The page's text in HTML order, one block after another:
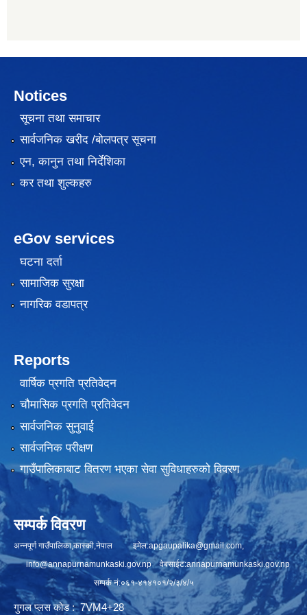
Notices
सूचना तथा समाचार
सार्वजनिक खरीद /बोलपत्र सूचना
एन, कानुन तथा निर्देशिका
कर तथा शुल्कहरु
eGov services
घटना दर्ता
सामाजिक सुरक्षा
नागरिक वडापत्र
Reports
वार्षिक प्रगति प्रतिवेदन
चौमासिक प्रगति प्रतिवेदन
सार्वजनिक सुनुवाई
सार्वजनिक परीक्षण
गाउँपालिकाबाट वितरण भएका सेवा सुविधाहरुको विवरण
सम्पर्क विवरण
अन्नपूर्ण गाउँपालिका,कास्की,नेपाल इमेल:apgaupalika@gmail.com,
info@annapurnamunkaski.gov.npवेबसाईट:annapurnamunkaski.gov.np
सम्पर्क नं:०६१-४१४१०१/२/३/४/५
गुगल प्लस कोड : 7VM4+28